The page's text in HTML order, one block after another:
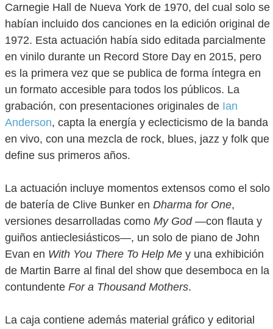
Carnegie Hall de Nueva York de 1970, del cual solo se
habían incluido dos canciones en la edición original de
1972. Esta actuación había sido editada parcialmente
en vinilo durante un Record Store Day en 2015, pero
es la primera vez que se publica de forma íntegra en
un formato accesible para todos los públicos. La
grabación, con presentaciones originales de Ian
Anderson, capta la energía y eclecticismo de la banda
en vivo, con una mezcla de rock, blues, jazz y folk que
define sus primeros años.
La actuación incluye momentos extensos como el solo
de batería de Clive Bunker en Dharma for One,
versiones desarrolladas como My God—con flauta y
guiños antieclesiásticos—, un solo de piano de John
Evan en With You There To Help Me y una exhibición
de Martin Barre al final del show que desemboca en la
contundente For a Thousand Mothers.
La caja contiene además material gráfico y editorial